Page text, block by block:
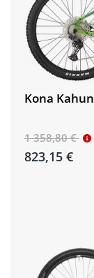
Kona
1 358,80 €
823,15 €